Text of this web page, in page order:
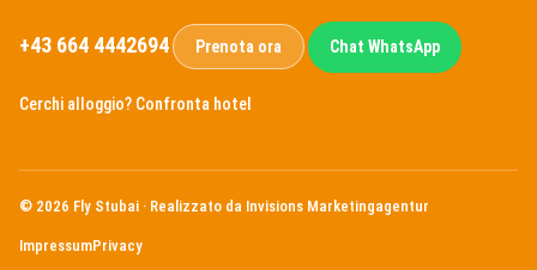
+43 664 4442694 Prenota ora Chat WhatsApp
Cerchi alloggio? Confronta hotel
© 2026 Fly Stubai · Realizzato da Invisions Marketingagentur
ImpressumPrivacy